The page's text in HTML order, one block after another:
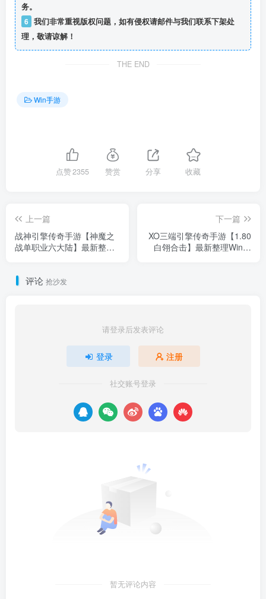
务。
6 我们非常重视版权问题，如有侵权请邮件与我们联系下架处
理，敬请谅解！
THE END
Win手游
点赞2355 赞赏 分享 收藏
上一篇
战神引擎传奇手游【神魔之
战单职业六大陆】最新整理
下一篇
XO三端引擎传奇手游【1.80
白翎合击】最新整理Win系
评论 抢沙发
请登录后发表评论
登录 注册
社交账号登录
暂无评论内容